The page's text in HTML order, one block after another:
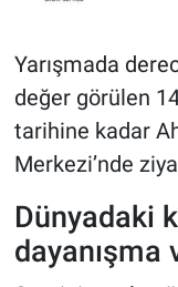
Yarışmada
değer görülen
tarihine kadar
Merkezi’nde
Dünyadaki
dayanışma